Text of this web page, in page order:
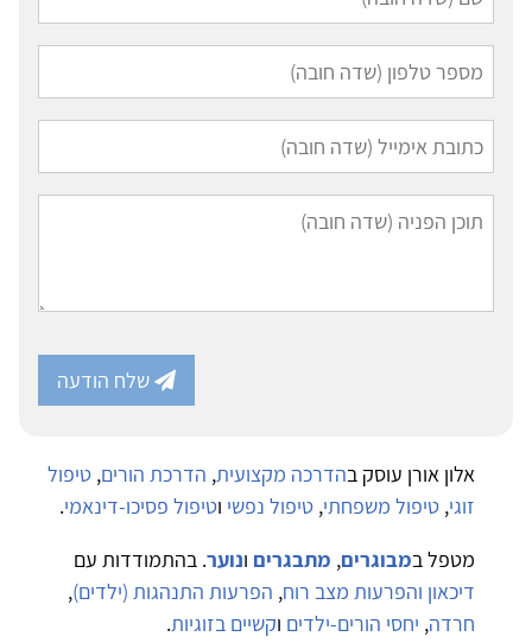
שלח הודעה
אלון אורן עוסק בהדרכה מקצועית, הדרכת הורים,טיפול
זוגי,טיפול משפחתי,טיפול נפשי וטיפול פסיכו-דינאמי